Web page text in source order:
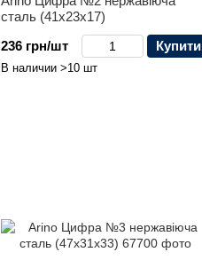
сталь (41x23x17)
236 грн/шт
Купити
В наличии >10 шт